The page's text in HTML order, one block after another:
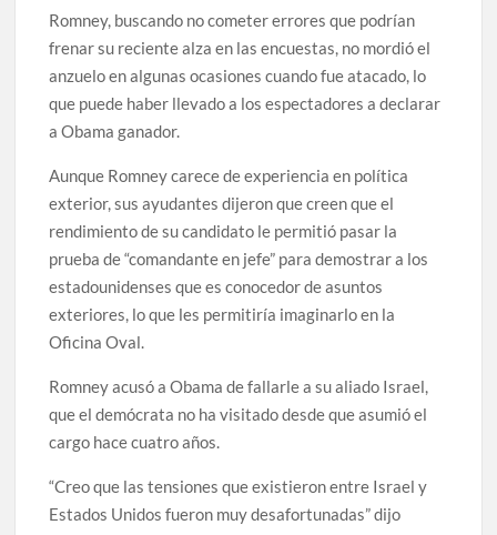
Romney, buscando no cometer errores que podrían
frenar su reciente alza en las encuestas, no mordió el
anzuelo en algunas ocasiones cuando fue atacado, lo
que puede haber llevado a los espectadores a declarar
a Obama ganador.
Aunque Romney carece de experiencia en política
exterior, sus ayudantes dijeron que creen que el
rendimiento de su candidato le permitió pasar la
prueba de “comandante en jefe” para demostrar a los
estadounidenses que es conocedor de asuntos
exteriores, lo que les permitiría imaginarlo en la
Oficina Oval.
Romney acusó a Obama de fallarle a su aliado Israel,
que el demócrata no ha visitado desde que asumió el
cargo hace cuatro años.
“Creo que las tensiones que existieron entre Israel y
Estados Unidos fueron muy desafortunadas” dijo